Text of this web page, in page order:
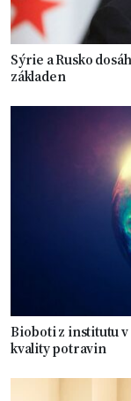
Sýrie a Rusko
základen
Bioboti z institutu
kvality potravin